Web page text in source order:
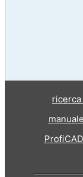
manuale
ProfiCAD